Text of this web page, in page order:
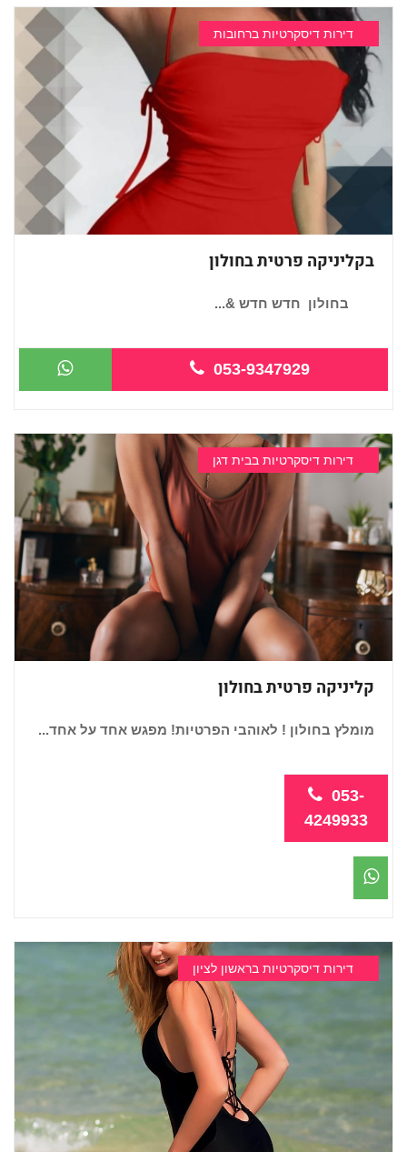
דירות דיסקרטיות ברחובות
בקליניקה פרטית בחולון
בחולון חדש חדש &...
053-9347929
דירות דיסקרטיות בבית דגן
קליניקה פרטית בחולון
מומלץ בחולון ! לאוהבי הפרטיות! מפגש אחד על אחד...
053-
4249933
דירות דיסקרטיות בראשון לציון